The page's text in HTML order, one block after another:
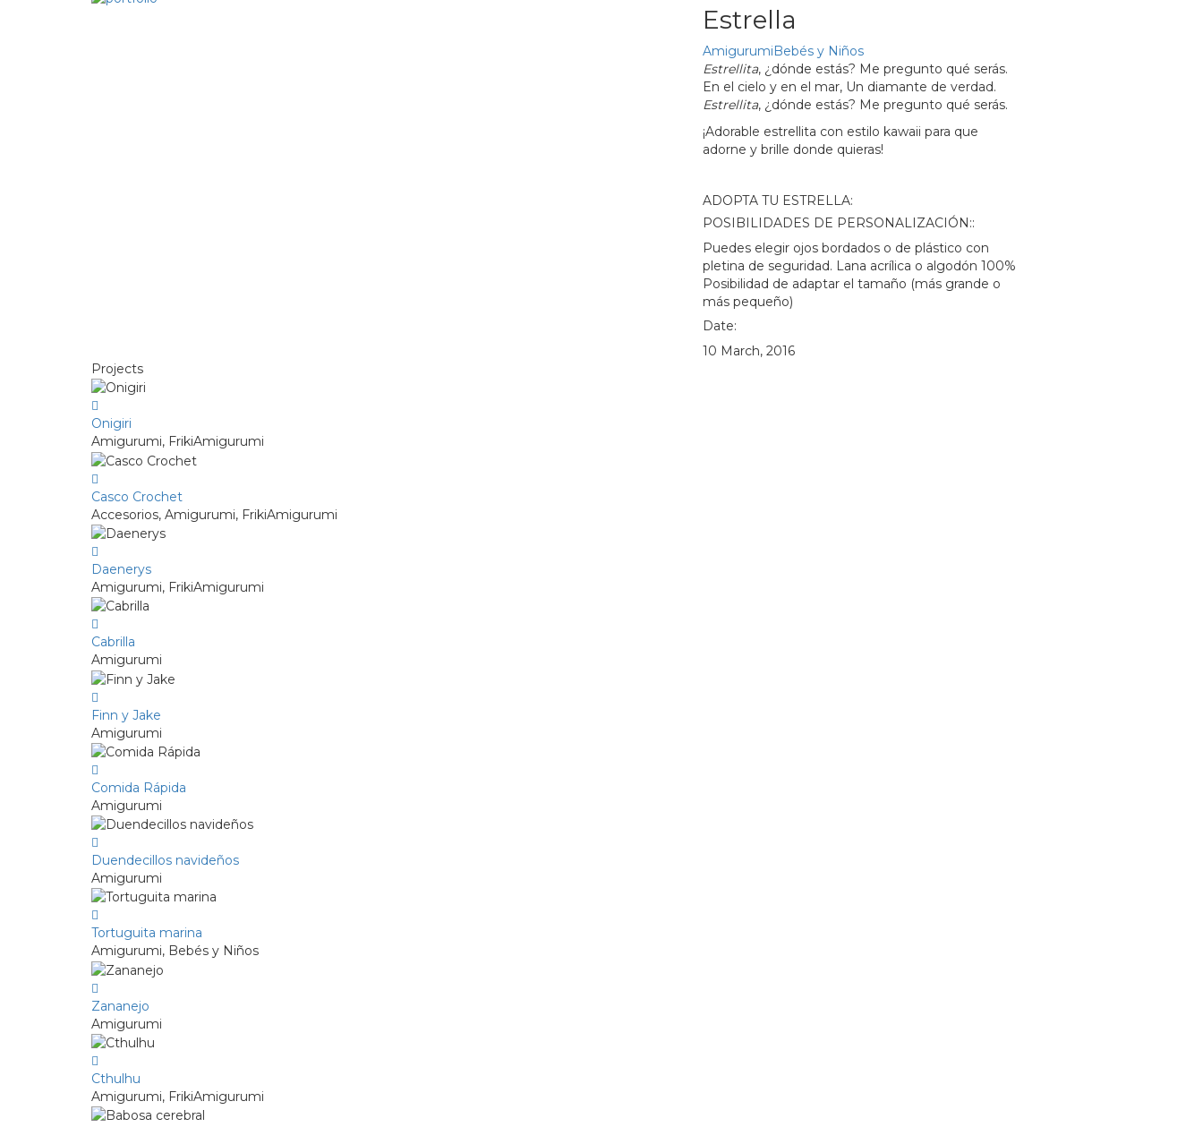
Estrella
AmigurumiBebés y Niños
Estrellita, ¿dónde estás? Me pregunto qué serás.
En el cielo y en el mar, Un diamante de verdad.
Estrellita, ¿dónde estás? Me pregunto qué serás.
¡Adorable estrellita con estilo kawaii para que
adorne y brille donde quieras!
ADOPTA TU ESTRELLA:
POSIBILIDADES DE PERSONALIZACIÓN::
Puedes elegir ojos bordados o de plástico con
pletina de seguridad. Lana acrílica o algodón 100%
Posibilidad de adaptar el tamaño (más grande o
más pequeño)
Date:
10 March, 2016
Projects
Onigiri
Amigurumi, FrikiAmigurumi
Casco Crochet
Accesorios, Amigurumi, FrikiAmigurumi
Daenerys
Amigurumi, FrikiAmigurumi
Cabrilla
Amigurumi
Finn y Jake
Amigurumi
Comida Rápida
Amigurumi
Duendecillos navideños
Amigurumi
Tortuguita marina
Amigurumi, Bebés y Niños
Zananejo
Amigurumi
Cthulhu
Amigurumi, FrikiAmigurumi